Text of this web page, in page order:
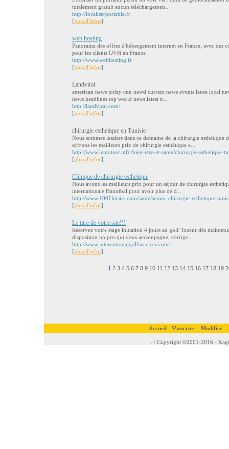
totalement gratuit aucun téléchargemen...
http://localiserportable.fr
[plus d'infos]
web hosting
Panorama des offres d'hébergement internet en France, avec des
pour les clients OVH en France
http://www.webhosting.fr
[plus d'infos]
Landviral
american news today cnn newd current news events latest local
news headlines top world news latest n...
http://landviral.com/
[plus d'infos]
chirurgie esthetique en Tunisie
Nous sommes leaders dans ce domaine de la chirurgie esthétique
offrons les meilleurs prix de chirurgie esthétique e...
http://www.lemoteur.info/bien-etre-et-sante/chirurgie-esthetique-
[plus d'infos]
Clinique de chirurgie esthetique
Nous avons les meilleurs prix pour un séjour de chirurgie
internationale Hannibal pour avoir plus de d...
http://www.1001loisirs.com/sante/sejour-chirurgie-esthetique-
[plus d'infos]
Le titre de votre site!!!
Réservez votre stage initiation 4 jours au golf Tozeur dés
disposition un pro qui vous accompagne, corrige...
http://www.internationalgolfservices.com/
[plus d'infos]
1 2 3 4 5 6 7 8 9 10 11 12 13 14 15 16 17 18 19
Accueil S'inscrire Modifier
..:: Copyright ©2001-2016 -